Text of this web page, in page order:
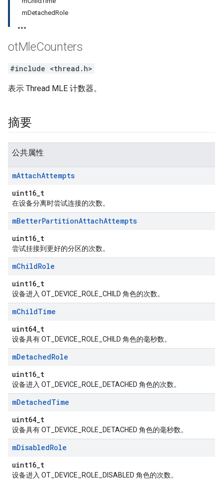
mDetachedRole
otMleCounters
#include <thread.h>
表示 Thread MLE 计数器。
摘要
公共属性
mAttachAttempts
uint16_t
在设备分离时尝试连接的次数。
mBetterPartitionAttachAttempts
uint16_t
尝试挂接到更好的分区的次数。
mChildRole
uint16_t
设备进入 OT_DEVICE_ROLE_CHILD 角色的次数。
mChildTime
uint64_t
设备具有 OT_DEVICE_ROLE_CHILD 角色的毫秒数。
mDetachedRole
uint16_t
设备进入 OT_DEVICE_ROLE_DETACHED 角色的次数。
mDetachedTime
uint64_t
设备具有 OT_DEVICE_ROLE_DETACHED 角色的毫秒数。
mDisabledRole
uint16_t
设备进入 OT_DEVICE_ROLE_DISABLED 角色的次数。